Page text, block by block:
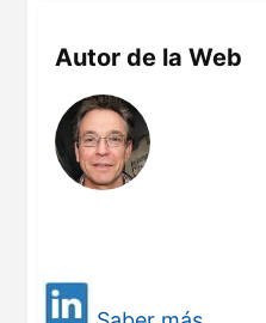
Autor de la Web